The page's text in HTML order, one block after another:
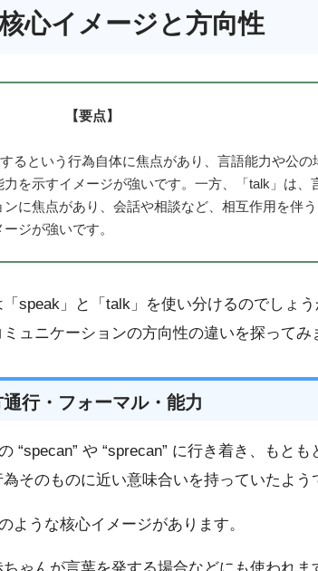
心イメージと方向性
【要点】
るという行為自体に焦点があり、言語能力や公の
を示すイメージが強いです。一方、「talk」は、
に焦点があり、会話や相談など、相互作用を伴
ジが強いです。
speak」と「talk」を使い分けるのでしょ
ュニケーションの方向性の違いを探ってみ
行・フォーマル・能力
“specan” や “sprecan” に行き着き、もとも
そのものに近い意味合いを持っていたよう
ような核心イメージがあります。
ちゃんが言葉を発する場合などにも使われま